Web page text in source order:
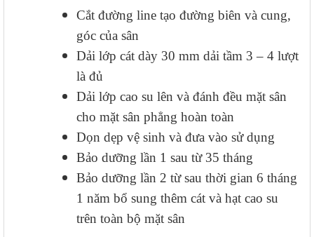
Cắt đường line tạo đường biên và cung,
góc của sân
Dải lớp cát dày 30 mm dải tầm 3 – 4 lượt
là đủ
Dải lớp cao su lên và đánh đều mặt sân
cho mặt sân phẳng hoàn toàn
Dọn dẹp vệ sinh và đưa vào sử dụng
Bảo dưỡng lần 1 sau từ 35 tháng
Bảo dưỡng lần 2 từ sau thời gian 6 tháng
1 năm bổ sung thêm cát và hạt cao su
trên toàn bộ mặt sân